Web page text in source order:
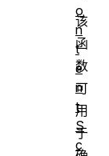
该
函
数
可
用
于
o
n
t
e
n
t
S
c